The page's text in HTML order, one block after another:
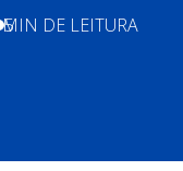
5
MIN DE LEITURA